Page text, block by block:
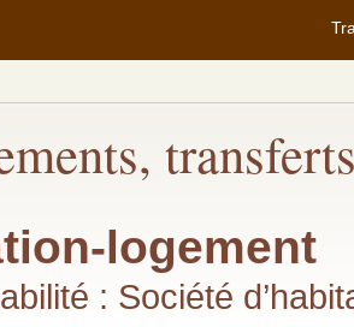
logement
: Société